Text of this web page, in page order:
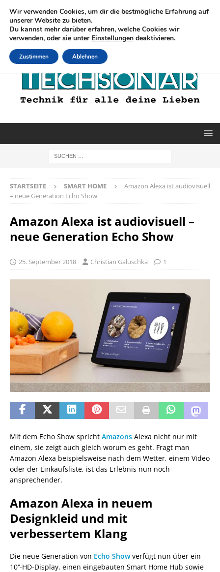
STARTSEITE SMART HOME
Amazon Alexa ist audiovisuell
– neue Generation Echo Show
Amazon Alexa ist audiovisuell –
neue Generation Echo Show
25. September 2018 Christian Galuschka 1
Mit dem Echo Show spricht Amazons Alexa nicht nur mit
einem, sie zeigt auch gleich worum es geht. Fragt man
Amazon Alexa beispielsweise nach dem Wetter, einem Video
oder der Einkaufsliste, ist das Erlebnis nun noch
ansprechender.
Amazon Alexa in neuem
Designkleid und mit
verbessertem Klang
Die neue Generation von Echo Showverfügt nun über ein
10‘‘-HD-Display, einen eingebauten Smart Home Hub sowie
Wir verwenden Cookies, um dir die bestmögliche Erfahrung auf
unserer Website zu bieten.
Du kannst mehr darüber erfahren, welche Cookies wir
verwenden, oder sie unter Einstellungen deaktivieren.
Zustimmen Ablehnen